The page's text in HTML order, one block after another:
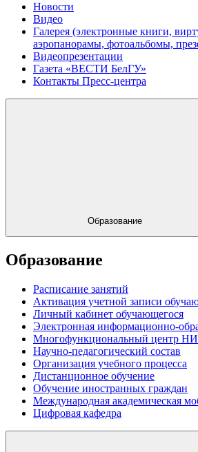
Новости
Видео
Галерея (электронные книги,
аэропанорамы, фотоальбомы,
Видеопрезентации
Газета «ВЕСТИ БелГУ»
Контакты Пресс-центра
Образование
Образование
Расписание занятий
Активация учетной записи
Личный кабинет обучающегося
Электронная информационно-
Многофункциональный центр
Научно-педагогический состав
Организация учебного процесса
Дистанционное обучение
Обучение иностранных граждан
Международная академическая
Цифровая кафедра